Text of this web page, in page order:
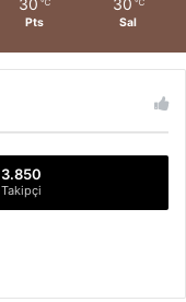
Pts Sal
3.850
Takipçi